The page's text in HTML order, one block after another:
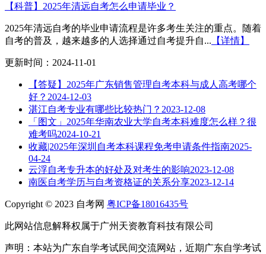
【科普】2025年清远自考怎么申请毕业？
2025年清远自考的毕业申请流程是许多考生关注的重点。随着
自考的普及，越来越多的人选择通过自考提升自... 【详情】
更新时间：2024-11-01
【答疑】2025年广东销售管理自考本科与成人高考哪个
好？ 2024-12-03
湛江自考专业有哪些比较热门？ 2023-12-08
「图文」2025年华南农业大学自考本科难度怎么样？很
难考吗2024-10-21
收藏|2025年深圳自考本科课程免考申请条件指南2025-
04-24
云浮自考专升本的好处及对考生的影响2023-12-08
南医自考学历与自考资格证的关系分享2023-12-14
Copyright © 2023 自考网 粤ICP备18016435号
此网站信息解释权属于广州天资教育科技有限公司
声明：本站为广东自学考试民间交流网站，近期广东自学考试